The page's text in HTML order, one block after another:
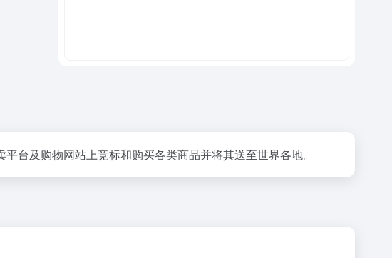
台及购物网站上竞标和购买各类商品并将其送至世界各地。